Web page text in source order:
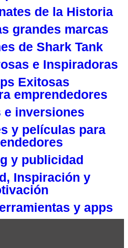
de la Historia
grandes marcas
de Shark Tank
e Inspiradoras
Exitosas
emprendedores
e inversiones
y películas para
y publicidad
Inspiración y
y apps